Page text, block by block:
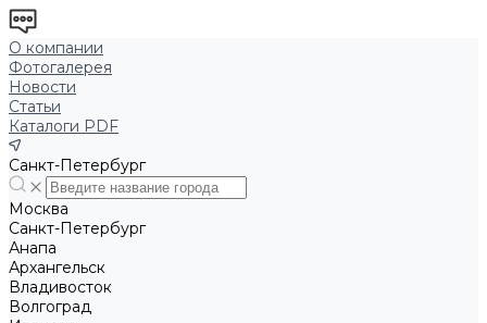
О компании
Фотогалерея
Новости
Статьи
Каталоги PDF
Санкт-Петербург
Москва
Санкт-Петербург
Анапа
Архангельск
Владивосток
Волгоград